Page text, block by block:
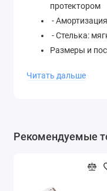
протектором
-
- Стелька:
Размеры и
- Посадка:
-
Уход: чистка
Читать дальше
Рекомендуемые